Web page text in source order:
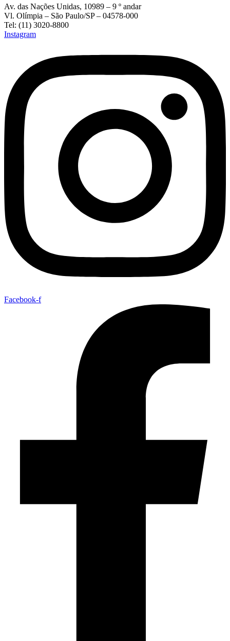
Av. das Nações Unidas, 10989 – 9 º andar
Vl. Olímpia – São Paulo/SP – 04578-000
Tel: (11) 3020-8800
Instagram
Facebook-f